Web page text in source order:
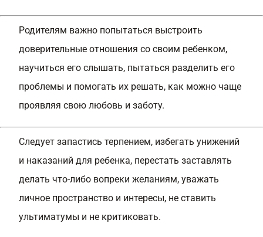
Родителям важно попытаться выстроить
доверительные отношения со своим ребенком,
научиться его слышать, пытаться разделить его
проблемы и помогать их решать, как можно чаще
проявляя свою любовь и заботу.
Следует запастись терпением, избегать унижений
и наказаний для ребенка, перестать заставлять
делать что-либо вопреки желаниям, уважать
личное пространство и интересы, не ставить
ультиматумы и не критиковать.